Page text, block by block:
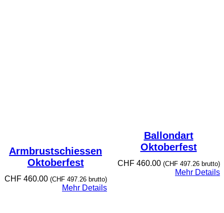
Armbrustschiessen
Oktoberfest
CHF460.00 (CHF497.26brutto)
Mehr Details
Ballondart
Oktoberfest
CHF460.00 (CHF497.26brutto)
Mehr Details